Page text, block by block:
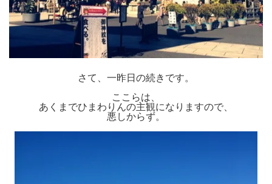
さて、一昨日の続きです。
ここらは、
あくまでひまわりんの主観になりますので、
悪しからず。